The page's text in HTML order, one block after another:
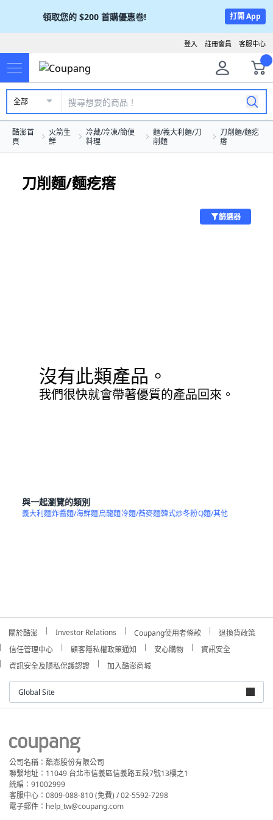
領取您的 $200 首購優惠卷! 打開 App
客服中心
註冊會員
登入
全部
酷澎首
頁
火箭生
鮮
冷藏/冷凍/簡便
料理
麵/義大利麵/刀
削麵
刀削麵/麵疙
瘩
刀削麵/麵疙瘩
篩選器
沒有此類產品。
我們很快就會帶著優質的產品回來。
與一起瀏覽的類別
義大利麵炸醬麵/海鮮麵烏龍麵冷麵/蕎麥麵韓式炒冬粉Q麵/其他
關於酷澎 Investor Relations Coupang使用者條款
退換貨政策
信任管理中心
顧客隱私權政策通知 安心購物
資訊安全
資訊安全及隱私保護認證
加入酷澎商城
Global Site
公司名稱：酷澎股份有限公司
聯繫地址：11049 台北市信義區信義路五段7號13樓之1
統編：91002999
客服中心：0809-088-810 (免費) / 02-5592-7298
電子郵件：help_tw@coupang.com